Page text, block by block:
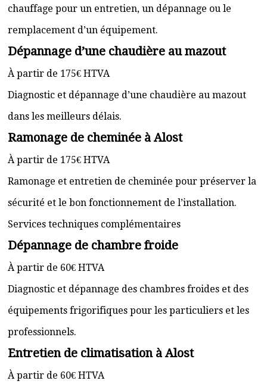
chauffage pour un entretien, un dépannage ou le
remplacement d’un équipement.
Dépannage d’une chaudière au mazout
À partir de 175€ HTVA
Diagnostic et dépannage d’une chaudière au mazout
dans les meilleurs délais.
Ramonage de cheminée à Alost
À partir de 175€ HTVA
Ramonage et entretien de cheminée pour préserver la
sécurité et le bon fonctionnement de l’installation.
Services techniques complémentaires
Dépannage de chambre froide
À partir de 60€ HTVA
Diagnostic et dépannage des chambres froides et des
équipements frigorifiques pour les particuliers et les
professionnels.
Entretien de climatisation à Alost
À partir de 60€ HTVA